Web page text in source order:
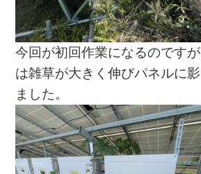
今回が初回作業になるのです
は雑草が大きく伸びパネルに
ました。